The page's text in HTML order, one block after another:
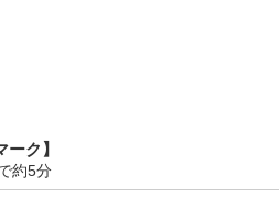
ーク】
約5分